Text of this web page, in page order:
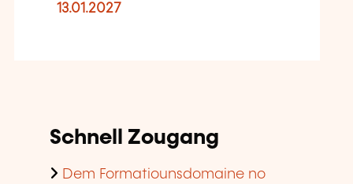
13.01.2027
Schnell Zougang
Dem Formatiounsdomaine no